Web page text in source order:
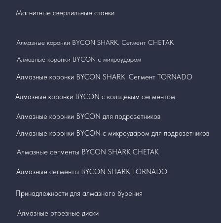
Алмазные коронки BYCON SHARK. Сегмент СНЕТАК
Алмазные коронки BYCON SHARK. Сегмент TORNADO
Алмазные коронки BYCON с кольцевым сегментом
Алмазные сегменты BYCON SHARK СНЕТАК
Алмазные сегменты BYCON SHARK TORNADO
Принадлежности для алмазного бурения
Алмазные отрезные диски
Алмазные коронки BYCON для подрозетников
Магнитные сверлильные станки
Алмазные коронки BYCON с микроударом
Алмазные коронки BYCON с микроударом для подрозетников